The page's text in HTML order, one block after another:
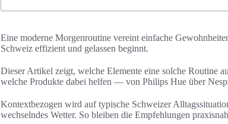
Eine moderne Morgenroutine vereint einfache
Schweiz effizient und gelassen beginnt.
Dieser Artikel zeigt, welche Elemente eine solche Routine
welche Produkte dabei helfen — von Philips Hue über
Kontextbezogen wird auf typische Schweizer
wechselndes Wetter. So bleiben die Empfehlungen